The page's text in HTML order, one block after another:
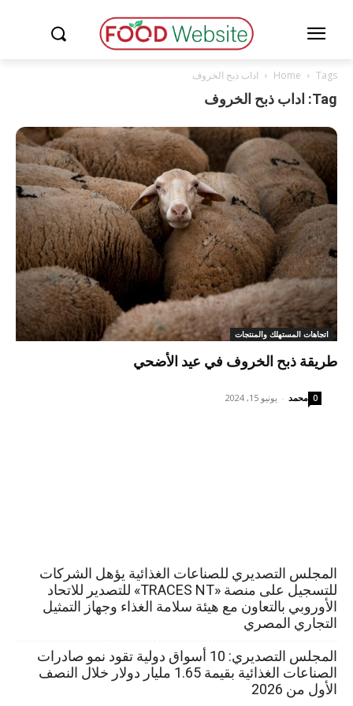
Home Tags اداب ذبح الخروف
Tag: اداب ذبح الخروف
اتجاهات المستهلك والمنتجات
طريقة ذبح الخروف في عيد الأضحي
محمد - يونيو 15, 2024 0
المجلس التصديري للصناعات الغذائية يؤهل الشركات
للتسجيل على منصة «TRACES NT» للتصدير للاتحاد
الأوروبي بالتعاون مع هيئة سلامة الغذاء وجهاز التمثيل
التجاري المصري
المجلس التصديري: 10 أسواق دولية تقود نمو صادرات
الصناعات الغذائية بقيمة 1.65 مليار دولار خلال النصف
الأول من 2026